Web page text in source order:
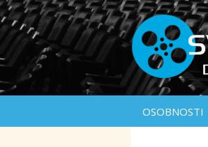
OSOBNOSTI